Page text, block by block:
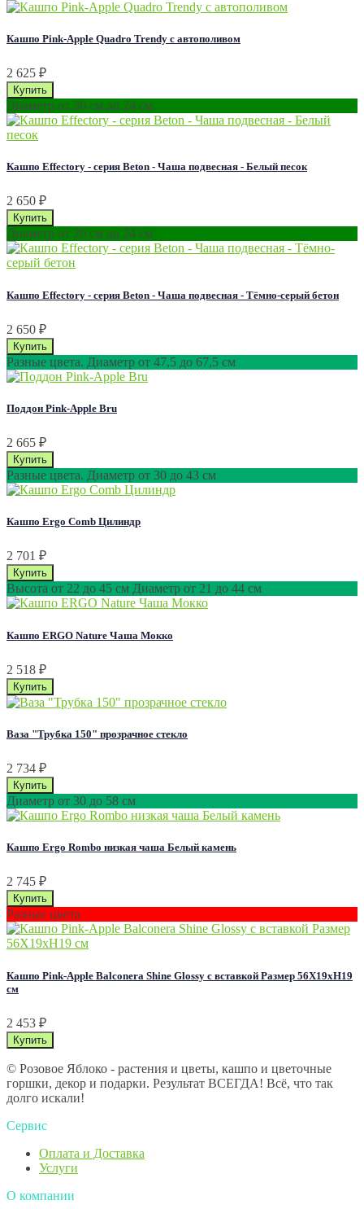
Кашпо Pink-Apple Quadro Trendy с автополивом
2 625 ₽
Диаметр от 20 см до 24 см
Кашпо Effectory - серия Beton - Чаша подвесная - Белый песок
2 650 ₽
Диаметр от 20 см до 24 см
Кашпо Effectory - серия Beton - Чаша подвесная - Тёмно-серый бетон
2 650 ₽
Разные цвета. Диаметр от 47,5 до 67,5 см
Поддон Pink-Apple Bru
2 665 ₽
Разные цвета. Диаметр от 30 до 43 см
Кашпо Ergo Comb Цилиндр
2 701 ₽
Высота от 22 до 45 см Диаметр от 21 до 44 см
Кашпо ERGO Nature Чаша Мокко
2 518 ₽
Ваза "Трубка 150" прозрачное стекло
2 734 ₽
Диаметр от 30 до 58 см
Кашпо Ergo Rombo низкая чаша Белый камень
2 745 ₽
Разные цвета
Кашпо Pink-Apple Balconera Shine Glossy с вставкой Размер 56Х19хН19
см
2 453 ₽
© Розовое Яблоко - растения и цветы, кашпо и цветочные
горшки, декор и подарки. Результат ВСЕГДА! Всё, что так
долго искали!
Сервис
Оплата и Доставка
Услуги
О компании